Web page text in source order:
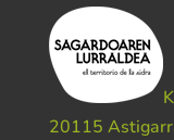
20115